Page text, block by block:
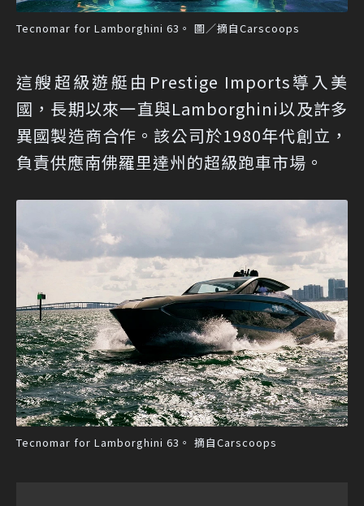
Tecnomar for Lamborghini 63。 圖／摘自Carscoops
這艘超級遊艇由Prestige Imports導入美
國，長期以來一直與Lamborghini以及許多
異國製造商合作。該公司於1980年代創立，
負責供應南佛羅里達州的超級跑車市場。
Tecnomar for Lamborghini 63。 摘自Carscoops